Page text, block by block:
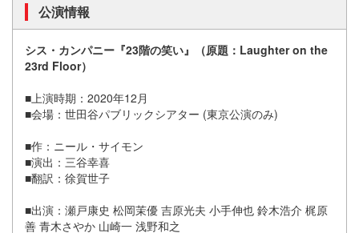
公演情報
シス・カンパニー『23階の笑い』（原題：Laughter on the
23rd Floor）
■上演時期：2020年12月
■会場：世田谷パブリックシアター (東京公演のみ)
■作：ニール・サイモン
■演出：三谷幸喜
■翻訳：徐賀世子
■出演：瀬戸康史 松岡茉優 吉原光夫 小手伸也 鈴木浩介 梶原
善 青木さやか 山崎一 浅野和之